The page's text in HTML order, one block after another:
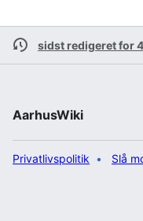
sidst redigeret for
AarhusWiki
Privatlivspolitik Slå